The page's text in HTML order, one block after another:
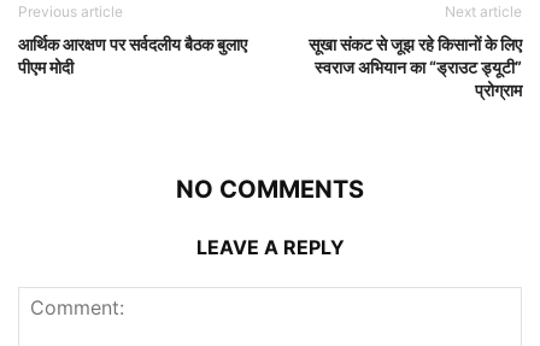
Previous article
आर्थिक आरक्षण पर सर्वदलीय बैठक बुलाए
पीएम मोदी
Next article
सूखा संकट से जूझ रहे किसानों के लिए
स्वराज अभियान का “ड्राउट ड्यूटी”
प्रोग्राम
NO COMMENTS
LEAVE A REPLY